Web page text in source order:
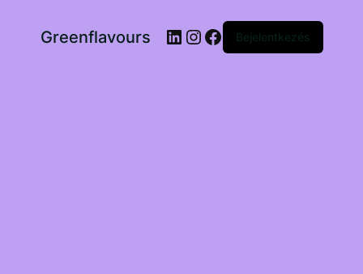
Greenflavours LinkedIn
Instagram
Facebook
Bejelentkezés